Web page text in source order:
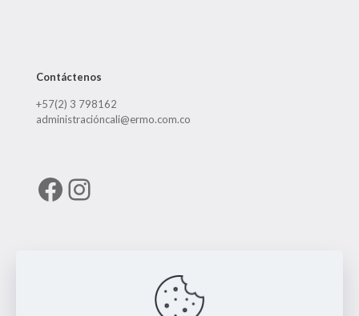
Contáctenos
+57(2) 3 798162
administracióncali@ermo.com.co
Facebook
Instagram